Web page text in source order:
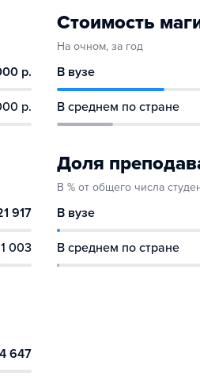
р.
р.
Стоимость
На очном, за год
В вузе
В среднем по стране
917
1 003
Доля
В % от общего числа
В вузе
В среднем по стране
4 647